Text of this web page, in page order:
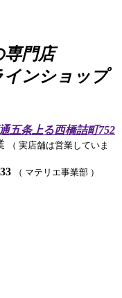
専門店
インショップ
五条上る西橋詰町752
（ 実店舗は営業していま
（ マテリエ事業部 ）